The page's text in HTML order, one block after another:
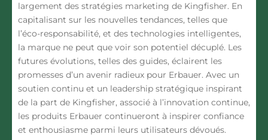
largement des stratégies marketing de Kingfisher. En
capitalisant sur les nouvelles tendances, telles que
l’éco-responsabilité, et des technologies intelligentes,
la marque ne peut que voir son potentiel décuplé. Les
futures évolutions, telles des guides, éclairent les
promesses d’un avenir radieux pour Erbauer. Avec un
soutien continu et un leadership stratégique inspirant
de la part de Kingfisher, associé à l’innovation continue,
les produits Erbauer continueront à inspirer confiance
et enthousiasme parmi leurs utilisateurs dévoués.